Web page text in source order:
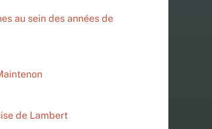
au sein des années de
de Lambert